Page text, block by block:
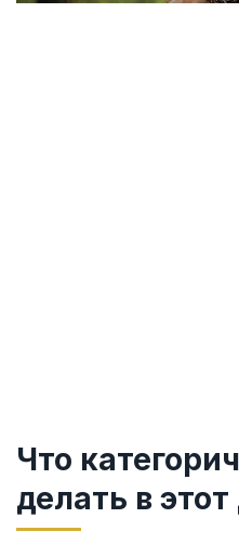
Что
делать в